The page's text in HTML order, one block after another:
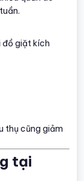
đồ giặt kích
thụ cũng giảm
tại